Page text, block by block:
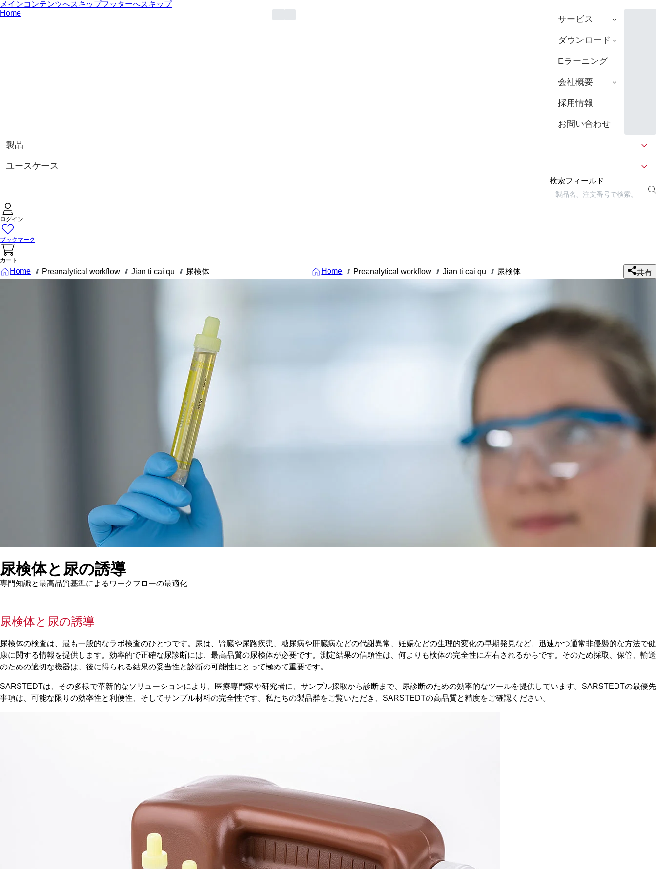
メインコンテンツへスキップフッターへスキップ
Home
サービス
ダウンロード
Eラーニング
会社概要
採用情報
お問い合わせ
製品
ユースケース
検索フィールド
ログイン
ブックマーク
カート
Home /// Preanalytical workflow /// Jian ti cai qu /// 尿検体 Home /// Preanalytical workflow /// Jian ti cai qu /// 尿検体 共有
尿検体と尿の誘導
専門知識と最高品質基準によるワークフローの最適化
尿検体と尿の誘導
尿検体の検査は、最も一般的なラボ検査のひとつです。尿は、腎臓や尿路疾患、糖尿病や肝臓病などの代謝異常、妊娠などの生理的変化の早期発見など、迅速かつ通常非侵襲的な方法で健
康に関する情報を提供します。効率的で正確な尿診断には、最高品質の尿検体が必要です。測定結果の信頼性は、何よりも検体の完全性に左右されるからです。そのため採取、保管、輸送
のための適切な機器は、後に得られる結果の妥当性と診断の可能性にとって極めて重要です。
SARSTEDTは、その多様で革新的なソリューションにより、医療専門家や研究者に、サンプル採取から診断まで、尿診断のための効率的なツールを提供しています。SARSTEDTの最優先
事項は、可能な限りの効率性と利便性、そしてサンプル材料の完全性です。私たちの製品群をご覧いただき、SARSTEDTの高品質と精度をご確認ください。